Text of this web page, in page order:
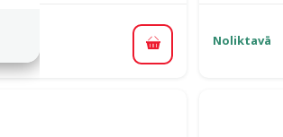
Pievienot grozam
Noliktavā